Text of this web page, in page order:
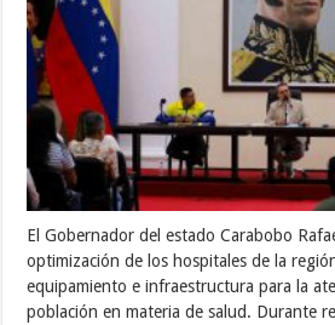
El Gobernador del estado Carabobo
optimización de los hospitales de la
equipamiento e infraestructura para la
población en materia de salud. Durante